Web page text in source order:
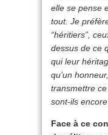
elle se pense
tout. Je
“héritiers”,
dessus de ce
qui leur
qu’un
transmettre
sont-ils
Face à ce